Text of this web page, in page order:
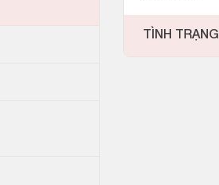
TÌNH TRẠNG